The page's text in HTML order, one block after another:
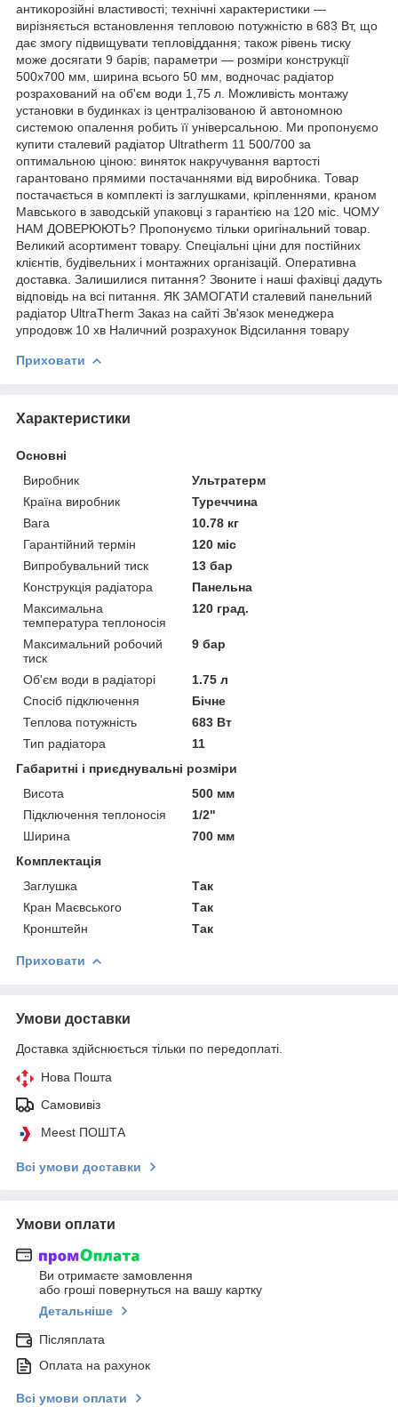
антикорозійні властивості; технічні характеристики —
вирізняється встановлення тепловою потужністю в 683 Вт, що
дає змогу підвищувати тепловіддання; також рівень тиску
може досягати 9 барів; параметри — розміри конструкції
500х700 мм, ширина всього 50 мм, водночас радіатор
розрахований на об'єм води 1,75 л. Можливість монтажу
установки в будинках із централізованою й автономною
системою опалення робить її універсальною. Ми пропонуємо
купити сталевий радіатор Ultratherm 11 500/700 за
оптимальною ціною: виняток накручування вартості
гарантовано прямими постачаннями від виробника. Товар
постачається в комплекті із заглушками, кріпленнями, краном
Мавського в заводській упаковці з гарантією на 120 міс. ЧОМУ
НАМ ДОВЕРЮЮТЬ? Пропонуємо тільки оригінальний товар.
Великий асортимент товару. Спеціальні ціни для постійних
клієнтів, будівельних і монтажних організацій. Оперативна
доставка. Залишилися питання? Звоните і наші фахівці дадуть
відповідь на всі питання. ЯК ЗАМОГАТИ сталевий панельний
радіатор UltraTherm Заказ на сайті Зв'язок менеджера
упродовж 10 хв Наличний розрахунок Відсилання товару
Приховати
Характеристики
Основні
Виробник
Ультратерм
Країна виробник
Туреччина
Вага
10.78 кг
Гарантійний термін
120 міс
Випробувальний тиск
13 бар
Конструкція радіатора
Панельна
Максимальна
температура теплоносія
120 град.
Максимальний робочий
тиск
9 бар
Об'єм води в радіаторі
1.75 л
Спосіб підключення
Бічне
Теплова потужність
683 Вт
Тип радіатора
11
Габаритні і приєднувальні розміри
Висота
500 мм
Підключення теплоносія
1/2"
Ширина
700 мм
Комплектація
Заглушка
Так
Кран Маєвського
Так
Кронштейн
Так
Приховати
Умови доставки
Доставка здійснюється тільки по передоплаті.
Нова Пошта
Самовивіз
Meest ПОШТА
Всі умови доставки
Умови оплати
Ви отримаєте замовлення
або гроші повернуться на вашу картку
Детальніше
Післяплата
Оплата на рахунок
Всі умови оплати